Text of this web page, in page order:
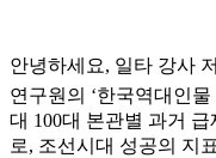
안녕하세요, 일타 강사
연구원의 ‘한국역대인물
대 100대 본관별 과거 급
로, 조선시대 성공의 지